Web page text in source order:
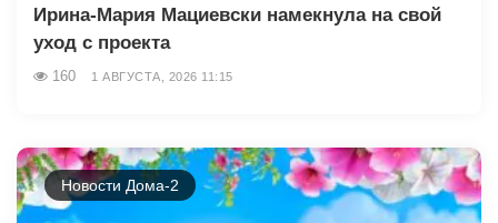
Ирина-Мария Мациевски намекнула на свой
уход с проекта
160 1 АВГУСТА, 2026 11:15
Новости Дома-2